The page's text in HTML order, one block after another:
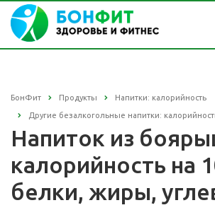
БонФит Продукты Напитки: калорийность
Другие безалкогольные напитки:
Напиток из
калорийность на
белки, жиры,